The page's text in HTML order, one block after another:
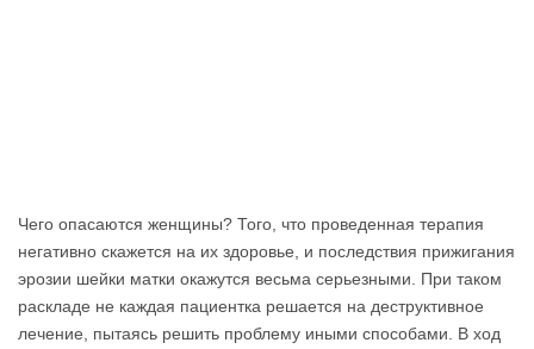
Чего опасаются женщины? Того, что проведенная терапия
негативно скажется на их здоровье, и последствия прижигания
эрозии шейки матки окажутся весьма серьезными. При таком
раскладе не каждая пациентка решается на деструктивное
лечение, пытаясь решить проблему иными способами. В ход